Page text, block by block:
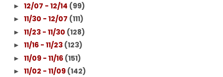
► 12/07 - 12/14 (99)
► 11/30 - 12/07 (111)
► 11/23 - 11/30 (128)
► 11/16 - 11/23 (123)
► 11/09 - 11/16 (151)
► 11/02 - 11/09 (142)